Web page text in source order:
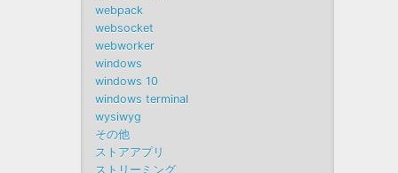
webpack
websocket
webworker
windows
windows 10
windows terminal
wysiwyg
その他
ストアアプリ
ストリーミング